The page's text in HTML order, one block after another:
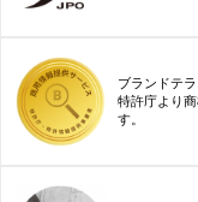
ブランドテ
特許庁より
す。